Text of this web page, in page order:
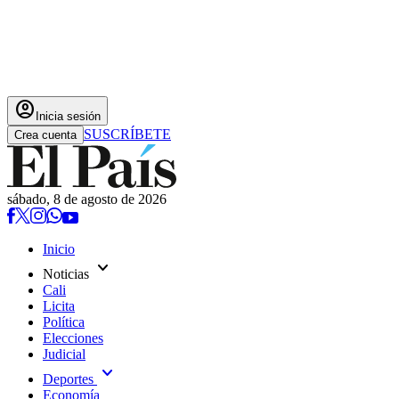
account_circle Inicia sesión
Crea cuenta SUSCRÍBETE
sábado, 8 de agosto de 2026
Inicio
Noticias expand_more
Cali
Licita
Política
Elecciones
Judicial
Deportes expand_more
Economía